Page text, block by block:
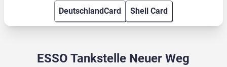
DeutschlandCard Shell Card
ESSO Tankstelle Neuer Weg